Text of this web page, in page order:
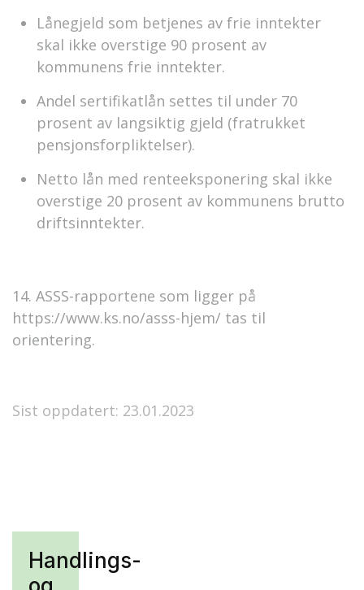
Handlings-
Lånegjeld som betjenes av frie inntekter
skal ikke overstige 90 prosent av
kommunens frie inntekter.
Andel sertifikatlån settes til under 70
prosent av langsiktig gjeld (fratrukket
pensjonsforpliktelser).
Netto lån med renteeksponering skal ikke
overstige 20 prosent av kommunens brutto
driftsinntekter.
14. ASSS-rapportene som ligger på
https://www.ks.no/asss-hjem/ tas til
orientering.
Sist oppdatert: 23.01.2023